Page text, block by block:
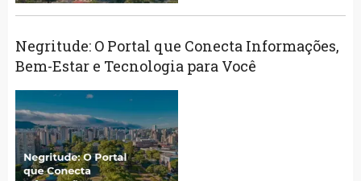
Negritude: O Portal que Conecta Informações,
Bem-Estar e Tecnologia para Você